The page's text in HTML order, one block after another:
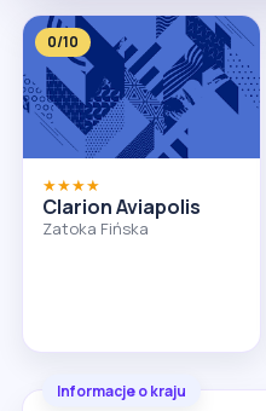
0/10
★★★★
Clarion Aviapolis
Zatoka Fińska
Informacje o kraju